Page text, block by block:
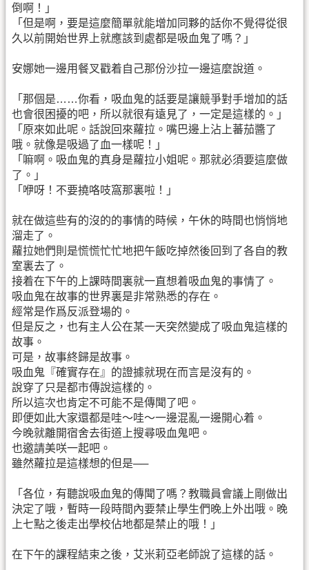
倒啊！」
「但是啊，要是這麼簡單就能增加同夥的話你不覺得從很
久以前開始世界上就應該到處都是吸血鬼了嗎？」
安娜她一邊用餐叉戳着自己那份沙拉一邊這麼說道。
「那個是……你看，吸血鬼的話要是讓競爭對手增加的話
也會很困擾的吧，所以就很有遠見了，一定是這樣的。」
「原來如此呢。話說回來蘿拉。嘴巴邊上沾上蕃茄醬了
哦。就像是吸過了血一樣呢！」
「嘛啊。吸血鬼的真身是蘿拉小姐呢。那就必須要這麼做
了。」
「咿呀！不要撓咯吱窩那裏啦！」
就在做這些有的沒的的事情的時候，午休的時間也悄悄地
溜走了。
蘿拉她們則是慌慌忙忙地把午飯吃掉然後回到了各自的教
室裏去了。
接着在下午的上課時間裏就一直想着吸血鬼的事情了。
吸血鬼在故事的世界裏是非常熟悉的存在。
經常是作爲反派登場的。
但是反之，也有主人公在某一天突然變成了吸血鬼這樣的
故事。
可是，故事終歸是故事。
吸血鬼『確實存在』的證據就現在而言是沒有的。
說穿了只是都市傳說這樣的。
所以這次也肯定不可能不是傳聞了吧。
即便如此大家還都是哇～哇～一邊混亂一邊開心着。
今晚就離開宿舍去街道上搜尋吸血鬼吧。
也邀請美咲一起吧。
雖然蘿拉是這樣想的但是──
「各位，有聽說吸血鬼的傳聞了嗎？教職員會議上剛做出
決定了哦，暫時一段時間內要禁止學生們晚上外出哦。晚
上七點之後走出學校佔地都是禁止的哦！」
在下午的課程結束之後，艾米莉亞老師說了這樣的話。